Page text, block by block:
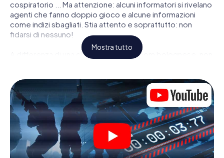
cospiratorio ... Ma attenzione: alcuni informatori si rivelano
agenti che fanno doppio gioco e alcune informazioni
come indizi sbagliati. Stia attento e soprattutto: non
fidarsi di nessuno!
A differenza di una classica Escape Room bolognese, non
dichiara che tutta Angermünde è il suo campo di gioco
personale! Il requisito tecnico per la sua avventura da
agente a Angermünde é uno smartphone con accesso a
Internet mobile. Un clic le dà accesso alla nostra app web.
Non è necessario installare nulla per essere trascinati
nell'azione da video interattivi, minigiochi complicati e
molte altre funzionalità.
Mostra tutto